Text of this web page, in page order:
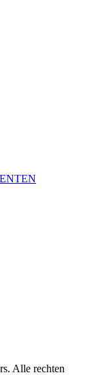
Alle rechten